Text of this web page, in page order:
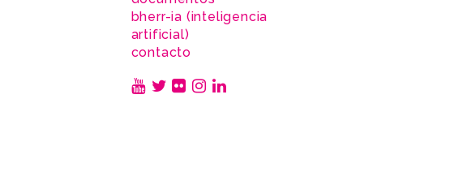
bherr-ia (inteligencia
artificial)
contacto